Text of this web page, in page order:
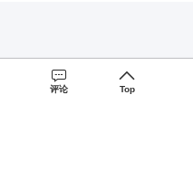
评论 Top